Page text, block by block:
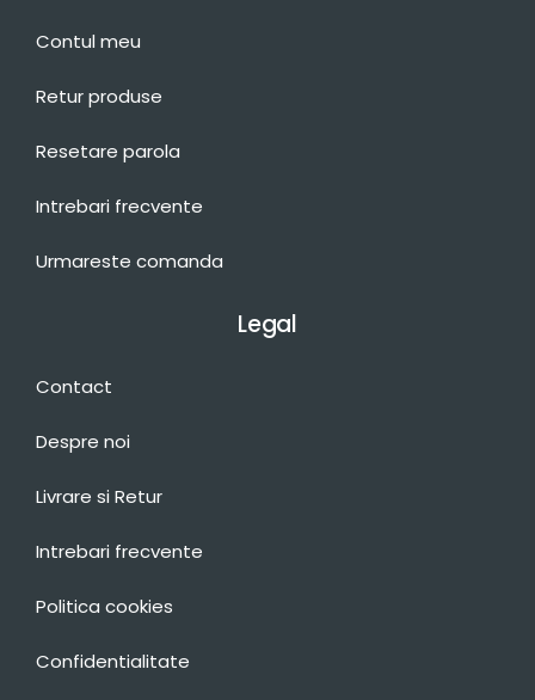
Contul meu
Retur produse
Resetare parola
Intrebari frecvente
Urmareste comanda
Legal
Contact
Despre noi
Livrare si Retur
Intrebari frecvente
Politica cookies
Confidentialitate